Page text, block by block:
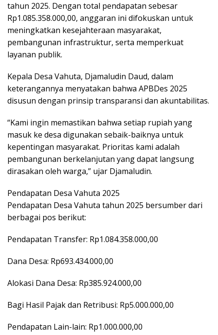
tahun 2025. Dengan total pendapatan sebesar
Rp1.085.358.000,00, anggaran ini difokuskan untuk
meningkatkan kesejahteraan masyarakat,
pembangunan infrastruktur, serta memperkuat
layanan publik.
Kepala Desa Vahuta, Djamaludin Daud, dalam
keterangannya menyatakan bahwa APBDes 2025
disusun dengan prinsip transparansi dan akuntabilitas.
“Kami ingin memastikan bahwa setiap rupiah yang
masuk ke desa digunakan sebaik-baiknya untuk
kepentingan masyarakat. Prioritas kami adalah
pembangunan berkelanjutan yang dapat langsung
dirasakan oleh warga,” ujar Djamaludin.
Pendapatan Desa Vahuta 2025
Pendapatan Desa Vahuta tahun 2025 bersumber dari
berbagai pos berikut:
Pendapatan Transfer: Rp1.084.358.000,00
Dana Desa: Rp693.434.000,00
Alokasi Dana Desa: Rp385.924.000,00
Bagi Hasil Pajak dan Retribusi: Rp5.000.000,00
Pendapatan Lain-lain: Rp1.000.000,00